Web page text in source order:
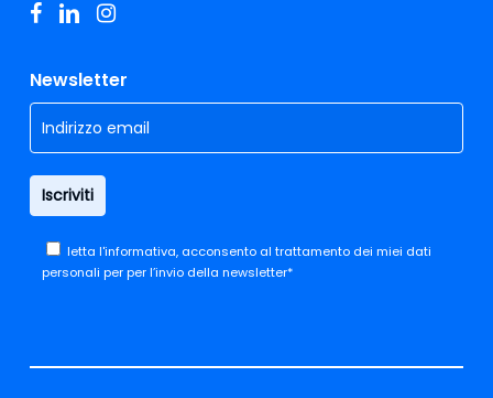
facebook
linkedininstagram
Newsletter
lettal'informativa, acconsento al trattamento dei miei dati
personali per per l’invio della newsletter*